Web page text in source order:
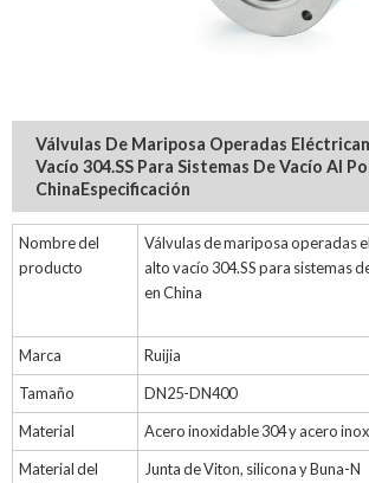
Válvulas De Mariposa Operadas
Vacío 304.SS Para Sistemas De Vacío Al
ChinaEspecificación
Nombre del
producto
Válvulas de mariposa operadas
alto vacío 304.SS para sistemas
en China
Marca
Ruijia
Tamaño
DN25-DN400
Material
Acero inoxidable 304 y acero
Material del
Junta de Viton, silicona y Buna-N